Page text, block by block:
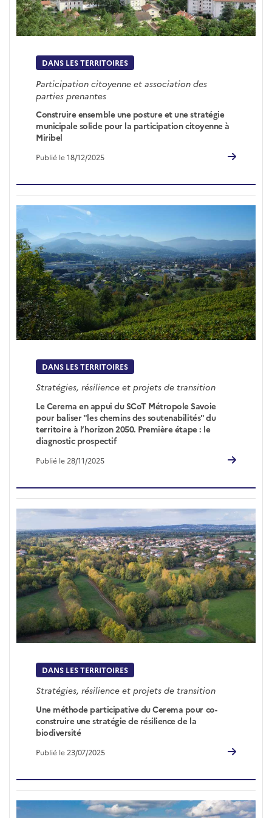
DANS LES TERRITOIRES
Participation citoyenne et association des
parties prenantes
Construire ensemble une posture et une stratégie
municipale solide pour la participation citoyenne à
Miribel
Publié le 18/12/2025
DANS LES TERRITOIRES
Stratégies, résilience et projets de transition
Le Cerema en appui du SCoT Métropole Savoie
pour baliser "les chemins des soutenabilités" du
territoire à l’horizon 2050. Première étape : le
diagnostic prospectif
Publié le 28/11/2025
DANS LES TERRITOIRES
Stratégies, résilience et projets de transition
Une méthode participative du Cerema pour co-
construire une stratégie de résilience de la
biodiversité
Publié le 23/07/2025